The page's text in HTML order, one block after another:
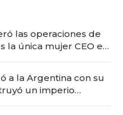
las operaciones de
la única mujer CEO en
a la Argentina con su
un imperio